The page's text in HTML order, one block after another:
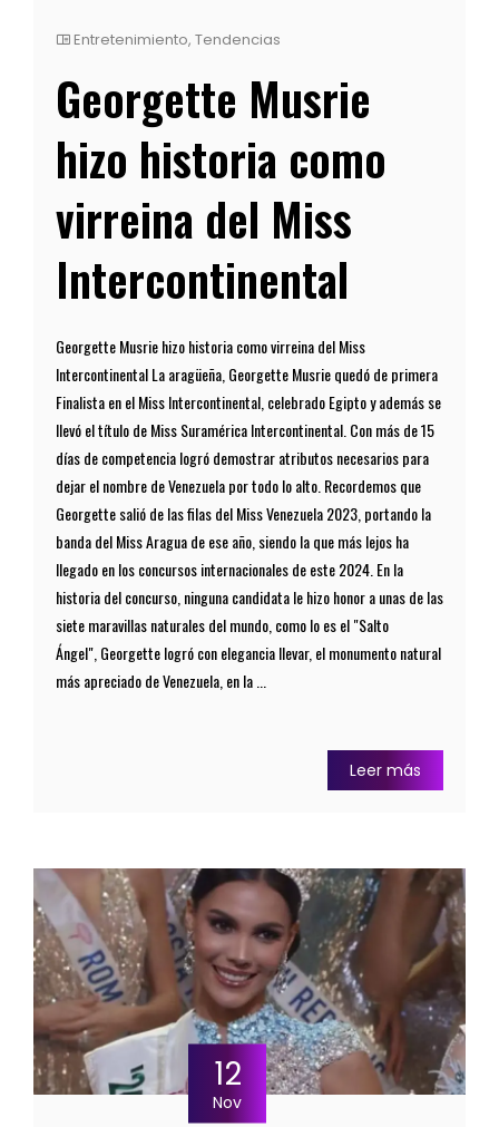
Entretenimiento, Tendencias
Georgette Musrie
hizo historia como
virreina del Miss
Intercontinental
Georgette Musrie hizo historia como virreina del Miss
Intercontinental La aragüeña, Georgette Musrie quedó de primera
Finalista en el Miss Intercontinental, celebrado Egipto y además se
llevó el título de Miss Suramérica Intercontinental. Con más de 15
días de competencia logró demostrar atributos necesarios para
dejar el nombre de Venezuela por todo lo alto. Recordemos que
Georgette salió de las filas del Miss Venezuela 2023, portando la
banda del Miss Aragua de ese año, siendo la que más lejos ha
llegado en los concursos internacionales de este 2024. En la
historia del concurso, ninguna candidata le hizo honor a unas de las
siete maravillas naturales del mundo, como lo es el "Salto
Ángel", Georgette logró con elegancia llevar, el monumento natural
más apreciado de Venezuela, en la ...
Leer más
12
Nov